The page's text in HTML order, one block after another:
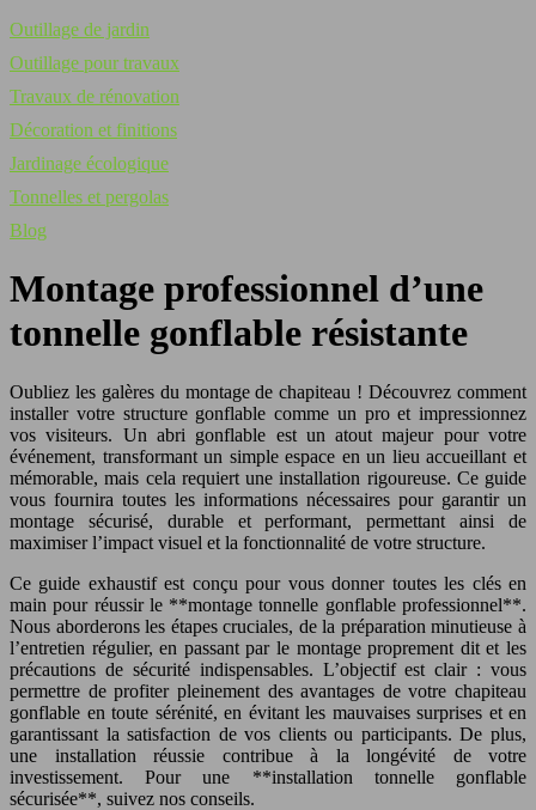
Outillage de jardin
Outillage pour travaux
Travaux de rénovation
Décoration et finitions
Jardinage écologique
Tonnelles et pergolas
Blog
Montage professionnel d’une
tonnelle gonflable résistante
Oubliez les galères du montage de chapiteau ! Découvrez comment
installer votre structure gonflable comme un pro et impressionnez
vos visiteurs. Un abri gonflable est un atout majeur pour votre
événement, transformant un simple espace en un lieu accueillant et
mémorable, mais cela requiert une installation rigoureuse. Ce guide
vous fournira toutes les informations nécessaires pour garantir un
montage sécurisé, durable et performant, permettant ainsi de
maximiser l’impact visuel et la fonctionnalité de votre structure.
Ce guide exhaustif est conçu pour vous donner toutes les clés en
main pour réussir le **montage tonnelle gonflable professionnel**.
Nous aborderons les étapes cruciales, de la préparation minutieuse à
l’entretien régulier, en passant par le montage proprement dit et les
précautions de sécurité indispensables. L’objectif est clair : vous
permettre de profiter pleinement des avantages de votre chapiteau
gonflable en toute sérénité, en évitant les mauvaises surprises et en
garantissant la satisfaction de vos clients ou participants. De plus,
une installation réussie contribue à la longévité de votre
investissement. Pour une **installation tonnelle gonflable
sécurisée**, suivez nos conseils.